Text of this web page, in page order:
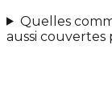
Quelles
aussi couvertes